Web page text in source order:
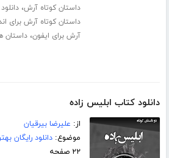
داستان کوتاه آرش،
داستان کوتاه آرش برای
آرش برای ایفون،داستان
دانلود کتاب ابلیس زاده
از: علیرضا بیرقیان
موضوع:دانلود رایگان
۲۲ صفحه